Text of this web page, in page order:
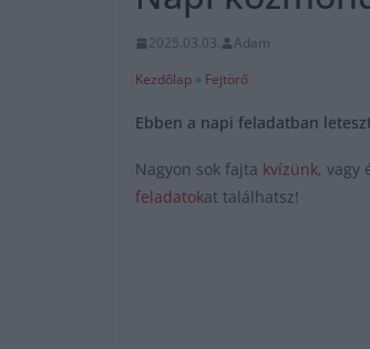
2025.03.03.
Adam
Kezdőlap » Fejtörő
Ebben a napi feladatban
Nagyon sok fajta kvízünk, vagy
feladatokat találhatsz!